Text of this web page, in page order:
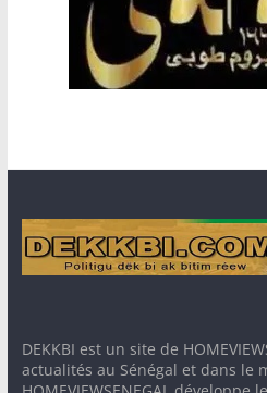
DEKKBI est un site de
actualités au Sénégal et dans le